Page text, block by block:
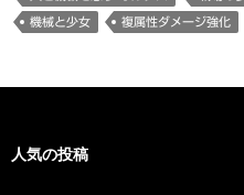
機械と少女 複属性ダメージ強化
人気の投稿